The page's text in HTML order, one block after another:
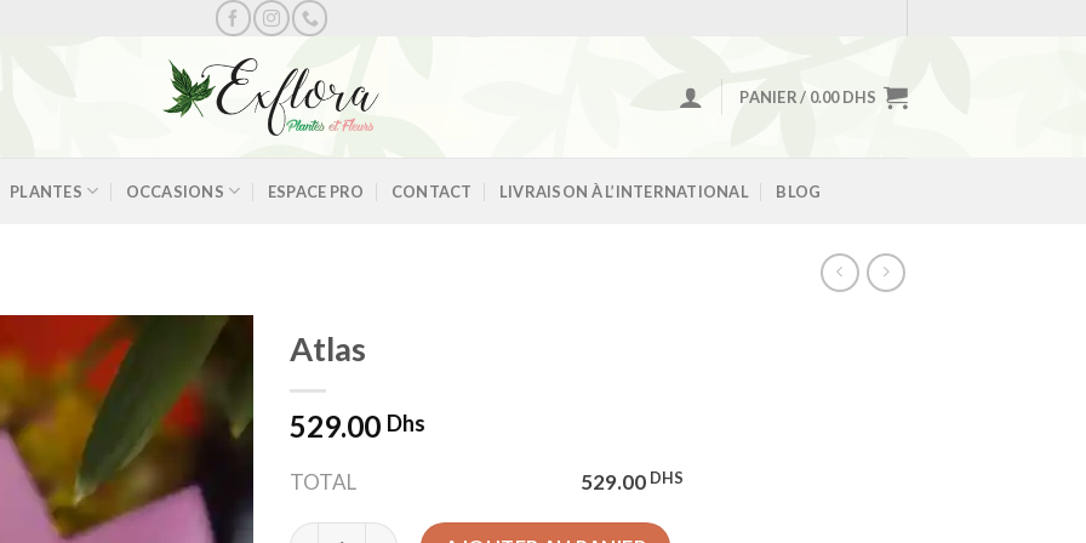
PANIER / 0.00DHS
PLANTES OCCASIONS ESPACE PRO CONTACT LIVRAISON À L’INTERNATIONAL BLOG
Ajouter
wishlist
Atlas
529.00 Dhs
TOTAL 529.00 DHS
quantité de Atlas